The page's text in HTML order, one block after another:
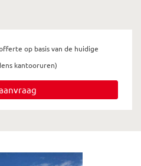
op basis van de huidige
kantooruren)